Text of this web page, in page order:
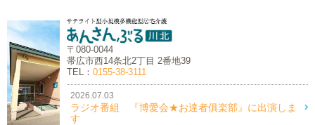
〒080-0044
帯広市西14条北2丁目 2番地39
TEL： 0155-38-3111
2026.07.03
ラジオ番組 『博愛会★お達者俱楽部』に出演しま
す